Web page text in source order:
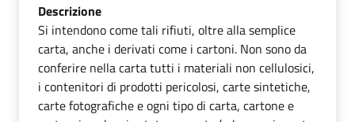
Descrizione
Si intendono come tali rifiuti, oltre alla semplice
carta, anche i derivati come i cartoni. Non sono da
conferire nella carta tutti i materiali non cellulosici,
i contenitori di prodotti pericolosi, carte sintetiche,
carte fotografiche e ogni tipo di carta, cartone e